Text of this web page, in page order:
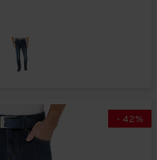
- 42%